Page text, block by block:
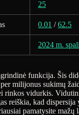
25
0.01 /62.5
2024 m.
funkcija. Šis
milijonus sukimų
rinkos vidurkis.
reiškia, kad dispersija
pamatysite mažų